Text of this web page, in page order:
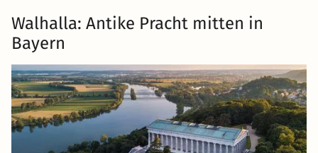
Walhalla: Antike Pracht mitten in
Bayern